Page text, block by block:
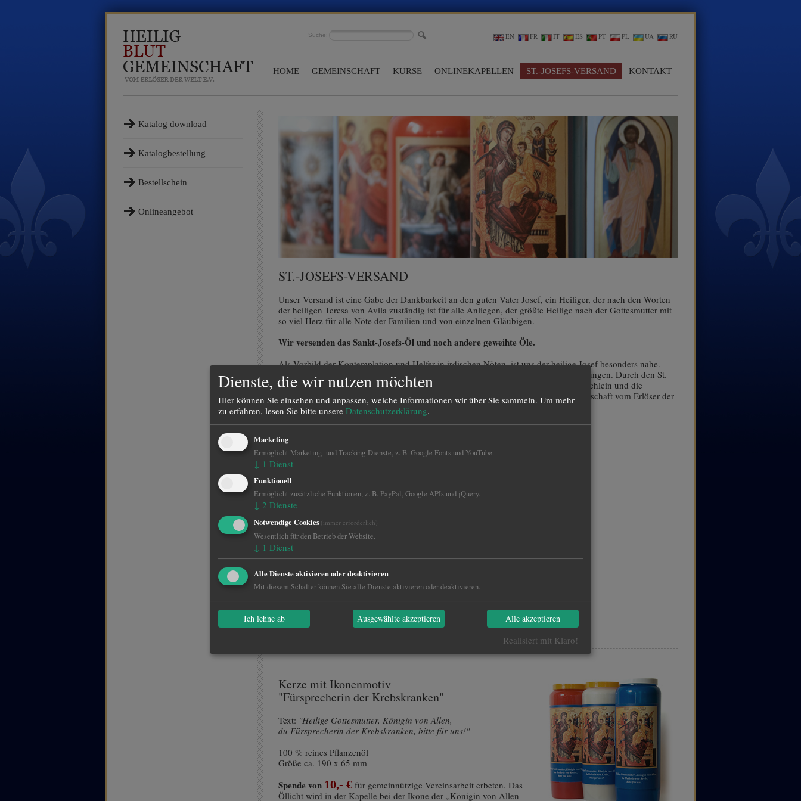
Suche: EN FR IT ES PT PL UA RU
HOME GEMEINSCHAFT KURSE ONLINEKAPELLEN ST.-JOSEFS-VERSAND KONTAKT
Katalog download
Katalogbestellung
Bestellschein
Onlineangebot
ST.-JOSEFS-VERSAND
Unser Versand ist eine Gabe der Dankbarkeit an den guten Vater Josef, ein Heiliger, der nach den Worten
der heiligen Teresa von Avila zuständig ist für alle Anliegen, der größte Heilige nach der Gottesmutter mit
so viel Herz für alle Nöte der Familien und von einzelnen Gläubigen.
Wir versenden das Sankt-Josefs-Öl und noch andere geweihte Öle.
Als Vorbild der Kontemplation und Helfer in irdischen Nöten, ist uns der heilige Josef besonders nahe.
Auch als „Patron der Arbeiter“, inmitten einer Arbeitswelt mit vielfältigen Anforderungen. Durch den St.
Josef’s Versand unterstützen Sie das Schriftenapostolat, den Neudruck von Gebetbüchlein und die
Beantwortung von Briefen mit Gebetsanliegen unseres Vereins „Heilig-Blut-Gemeinschaft vom Erlöser der
Welt, e.V.
Wir danken Ihnen für Ihre Unterstützung!
Kerze mit Ikonenmotiv
"Fürsprecherin der Krebskranken"
Text: "Heilige Gottesmutter, Königin von Allen,
du Fürsprecherin der Krebskranken, bitte für uns!"
100 % reines Pflanzenöl
Größe ca. 190 x 65 mm
Spende von 10,- € für gemeinnützige Vereinsarbeit erbeten. Das
Öllicht wird in der Kapelle bei der Ikone der „Königin von Allen
Dienste, die wir nutzen möchten
Hier können Sie einsehen und anpassen, welche Informationen wir über Sie sammeln. Um mehr
zu erfahren, lesen Sie bitte unsere Datenschutzerklärung.
Marketing
Ermöglicht Marketing- und Tracking-Dienste, z. B. Google Fonts und YouTube.
↓ 1 Dienst
Funktionell
Ermöglicht zusätzliche Funktionen, z. B. PayPal, Google APIs und jQuery.
↓ 2 Dienste
Notwendige Cookies (immer erforderlich)
Wesentlich für den Betrieb der Website.
↓ 1 Dienst
Alle Dienste aktivieren oder deaktivieren
Mit diesem Schalter können Sie alle Dienste aktivieren oder deaktivieren.
Ich lehne ab Ausgewählte akzeptieren Alle akzeptieren
Realisiert mit Klaro!